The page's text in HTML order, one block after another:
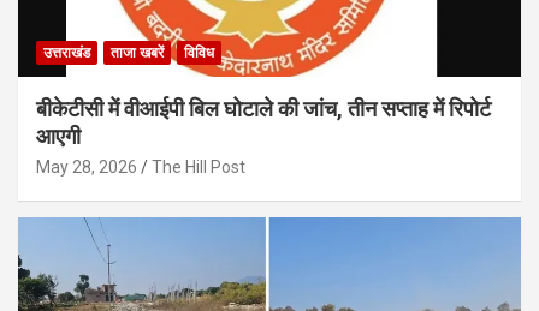
उत्तराखंड ताजा खबरें विविध
बीकेटीसी में वीआईपी बिल घोटाले की जांच, तीन सप्ताह में रिपोर्ट
आएगी
May 28, 2026 The Hill Post